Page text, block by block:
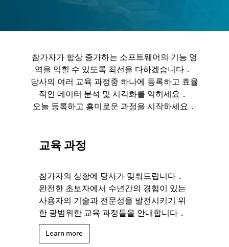
참가자가 항상 증가하는 소프트웨어의 기능 영
역을 익힐 수 있도록 최선을 다하겠습니다．
당사의 여러 교육 과정중 하나에 등록하고 효율
적인 데이터 분석 및 시각화를 익히세요．
오늘 등록하고 흥미로운 과정을 시작하세요．
교육 과정
참가자의 상황에 당사가 맞춰드립니다．
완전한 초보자에서 수년간의 경험이 있는
사용자의 기술과 전문성을 발전시키기 위
한 광범위한 교육 과정들을 안내합니다．
Learn more